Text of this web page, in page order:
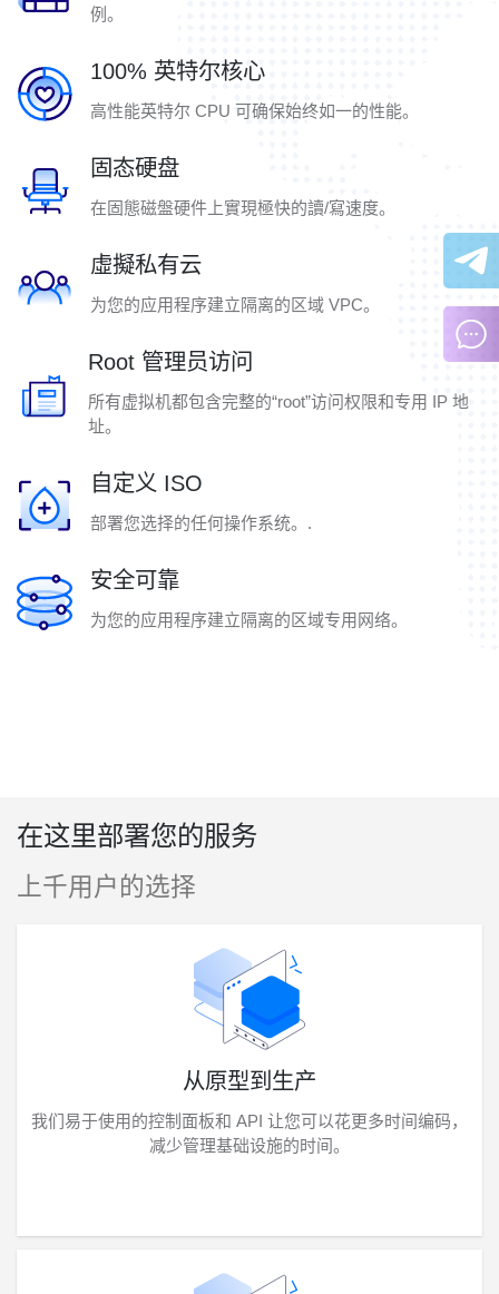
例。
100% 英特尔核心
高性能英特尔 CPU 可确保始终如一的性能。
固态硬盘
在固態磁盤硬件上實現極快的讀/寫速度。
虛擬私有云
为您的应用程序建立隔离的区域 VPC。
Root 管理员访问
所有虚拟机都包含完整的“root”访问权限和专用 IP 地
址。
自定义 ISO
部署您选择的任何操作系统。.
安全可靠
为您的应用程序建立隔离的区域专用网络。
在这里部署您的服务
上千用户的选择
从原型到生产
我们易于使用的控制面板和 API 让您可以花更多时间编码，
减少管理基础设施的时间。